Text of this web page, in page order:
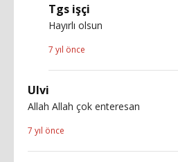
Tgs işçi
Hayırlı olsun
7 yıl önce
Ulvi
Allah Allah çok enteresan
7 yıl önce